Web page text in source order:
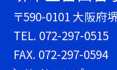
〒590-0101 大阪府
TEL. 072-297-0515
FAX. 072-297-0594